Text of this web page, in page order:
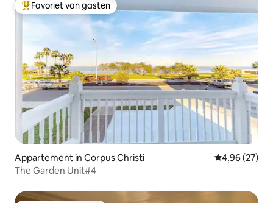
Topfavoriet van gasten
Favoriet van gasten
Appartement in Corpus Christi Gemiddelde
4,96 (27)
The Garden Unit#4